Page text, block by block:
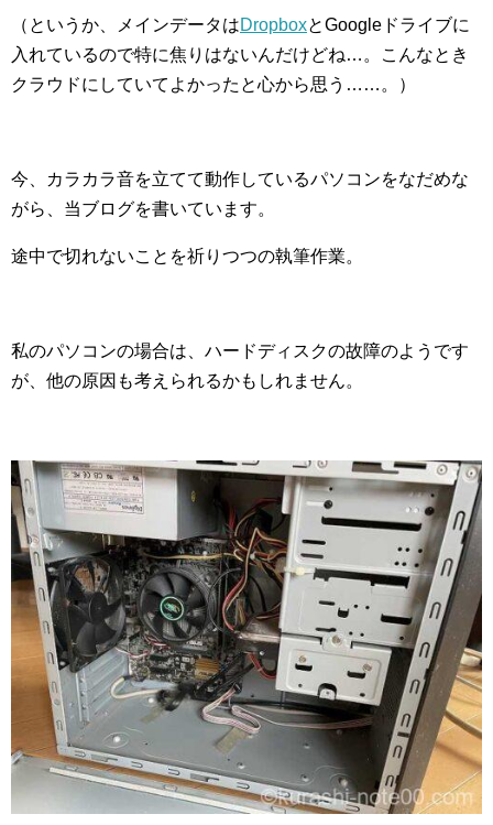
（というか、メインデータはDropboxとGoogleドライブに
入れているので特に焦りはないんだけどね…。こんなとき
クラウドにしていてよかったと心から思う……。）
今、カラカラ音を立てて動作しているパソコンをなだめな
がら、当ブログを書いています。
途中で切れないことを祈りつつの執筆作業。
私のパソコンの場合は、ハードディスクの故障のようです
が、他の原因も考えられるかもしれません。